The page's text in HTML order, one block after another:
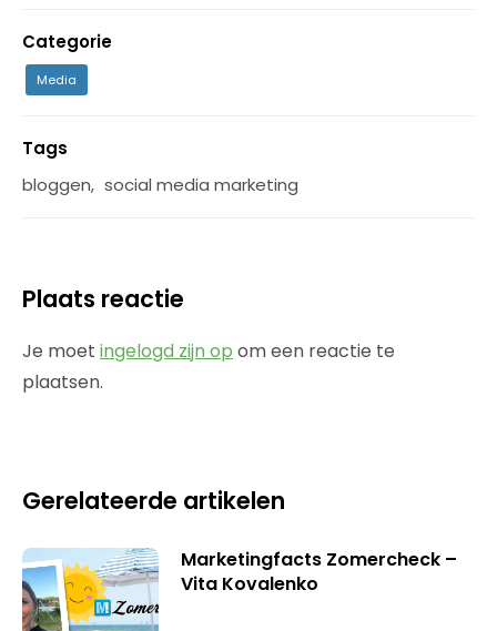
Categorie
Media
Tags
bloggen, social media marketing
Plaats reactie
Je moet ingelogd zijn op om een reactie te
plaatsen.
Gerelateerde artikelen
Marketingfacts Zomercheck –
Vita Kovalenko